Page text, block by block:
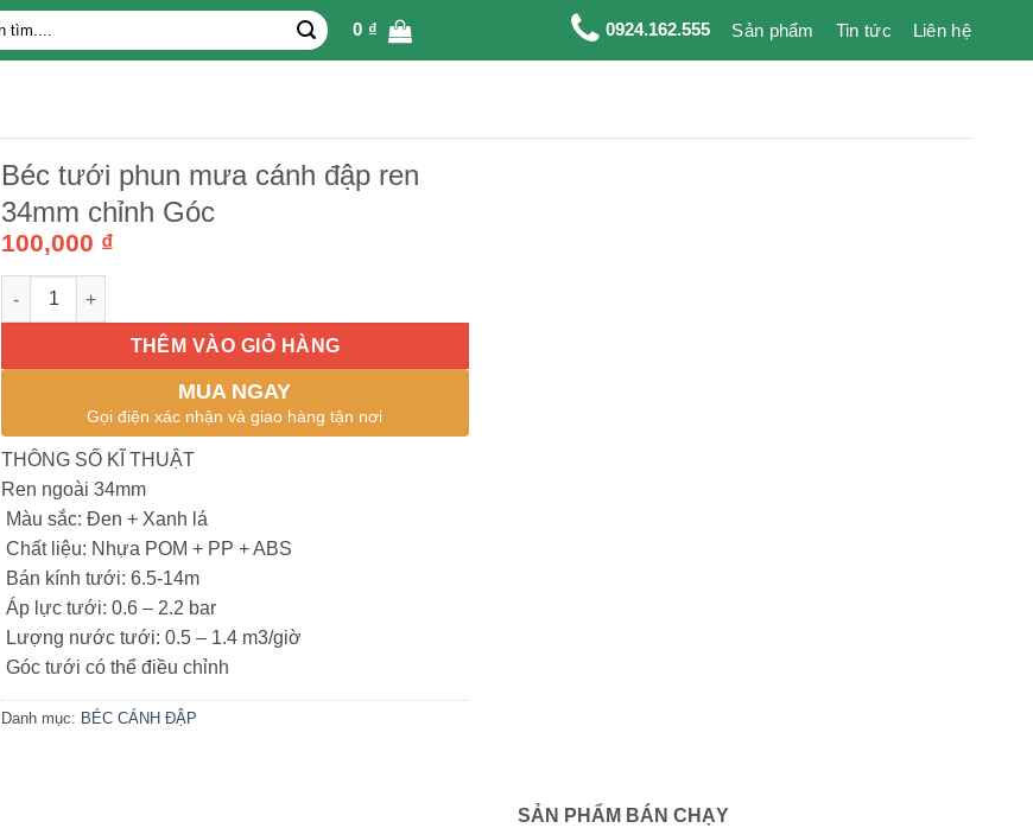
0 ₫ 0924.162.555 Sản phẩm Tin tức Liên hệ
Béc tưới phun mưa cánh đập ren
34mm chỉnh Góc
100,000 ₫
Béc tưới phun mưa cánh đập ren 34mm chỉnh Góc số lượng
THÊM VÀO GIỎ HÀNG
MUA NGAY
Gọi điện xác nhận và giao hàng tận nơi
THÔNG SỐ KĨ THUẬT
Ren ngoài 34mm
Màu sắc: Đen + Xanh lá
Chất liệu: Nhựa POM + PP + ABS
Bán kính tưới: 6.5-14m
Áp lực tưới: 0.6 – 2.2 bar
Lượng nước tưới: 0.5 – 1.4 m3/giờ
Góc tưới có thể điều chỉnh
Danh mục: BÉC CÁNH ĐẬP
SẢN PHẨM BÁN CHẠY